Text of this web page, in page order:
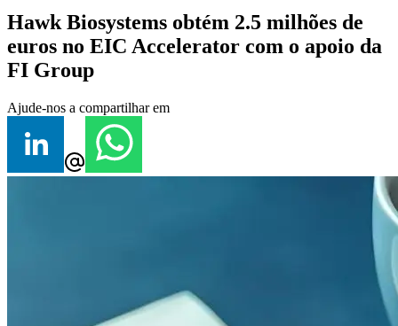
Hawk Biosystems obtém 2.5 milhões de
euros no EIC Accelerator com o apoio da
FI Group
Ajude-nos a compartilhar em